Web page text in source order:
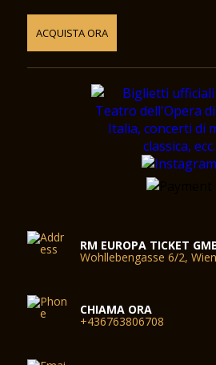
ACQUISTA ORA
RM EUROPA TICKET
Wohllebengasse 6/2,
CHIAMA ORA
+436763806708